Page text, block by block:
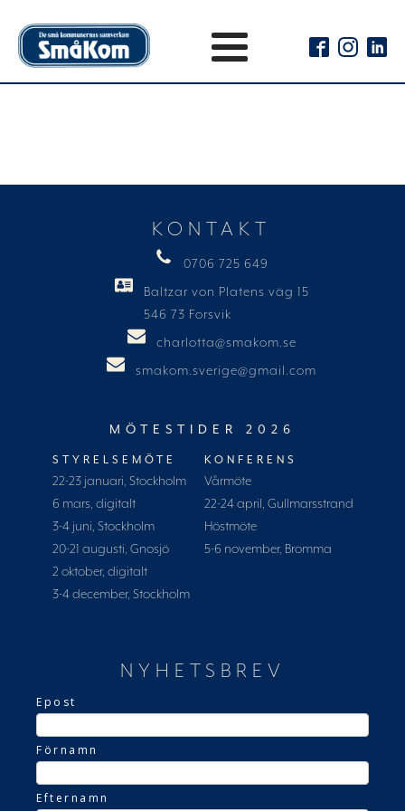
KONTAKT
0706 725 649
Baltzar von Platens väg 15
546 73 Forsvik
charlotta@smakom.se
smakom.sverige@gmail.com
MÖTESTIDER 2026
STYRELSEMÖTE
22-23 januari, Stockholm
6 mars, digitalt
3-4 juni, Stockholm
20-21 augusti, Gnosjö
2 oktober, digitalt
3-4 december, Stockholm
KONFERENS
Vårmöte
22-24 april, Gullmarsstrand
Höstmöte
5-6 november, Bromma
NYHETSBREV
Epost
Förnamn
Efternamn